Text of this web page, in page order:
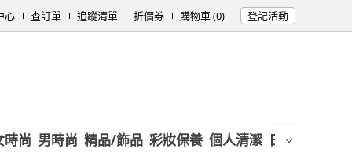
心 查訂單 追蹤清單 折價券 購物車 (0) 登記活動
時尚 男時尚 精品/飾品 彩妝保養 個人清潔 日用/紙品